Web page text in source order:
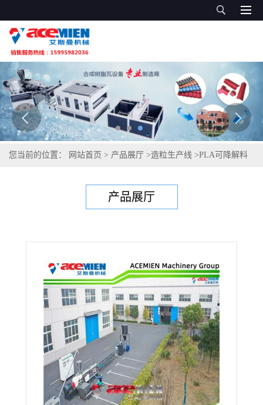
您当前的位置： 网站首页 > 产品展厅 >造粒生产线 >PLA可降解料
产品展厅